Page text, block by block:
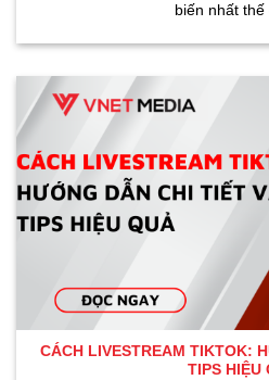
biến nhất thế
CÁCH LIVESTREAM TIKTOK:
TIPS HIỆU